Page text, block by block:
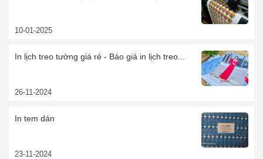
10-01-2025
In lịch treo tường giá rẻ - Báo giá in lịch treo...
26-11-2024
In tem dán
23-11-2024